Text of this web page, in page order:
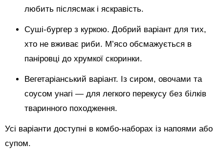
любить післясмак і яскравість.
Суші-бургер з куркою. Добрий варіант для тих,
хто не вживає риби. М’ясо обсмажується в
паніровці до хрумкої скоринки.
Вегетаріанський варіант. Із сиром, овочами та
соусом унагі — для легкого перекусу без білків
тваринного походження.
Усі варіанти доступні в комбо-наборах із напоями або
супом.